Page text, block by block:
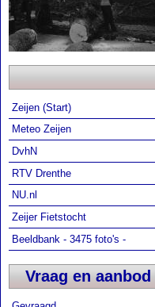
Zeijen (Start)
Meteo Zeijen
DvhN
RTV Drenthe
NU.nl
Zeijer Fietstocht
Beeldbank - 3475 foto's -
Vraag en aanbod